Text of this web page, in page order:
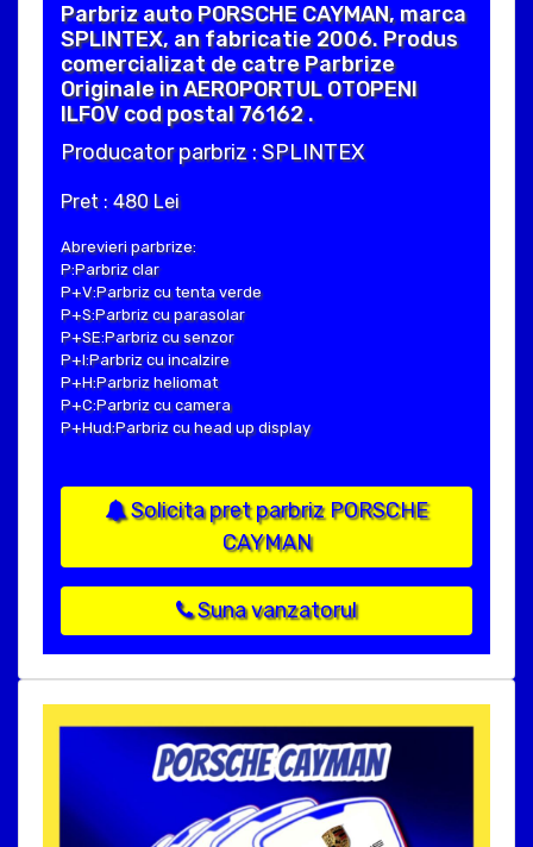
Parbriz auto PORSCHE CAYMAN, marca
SPLINTEX, an fabricatie 2006. Produs
comercializat de catre Parbrize
Originale in AEROPORTUL OTOPENI
ILFOV cod postal 76162 .
Producator parbriz : SPLINTEX
Pret : 480 Lei
Abrevieri parbrize:
P:Parbriz clar
P+V:Parbriz cu tenta verde
P+S:Parbriz cu parasolar
P+SE:Parbriz cu senzor
P+I:Parbriz cu incalzire
P+H:Parbriz heliomat
P+C:Parbriz cu camera
P+Hud:Parbriz cu head up display
Solicita pret parbriz PORSCHE
CAYMAN
Suna vanzatorul